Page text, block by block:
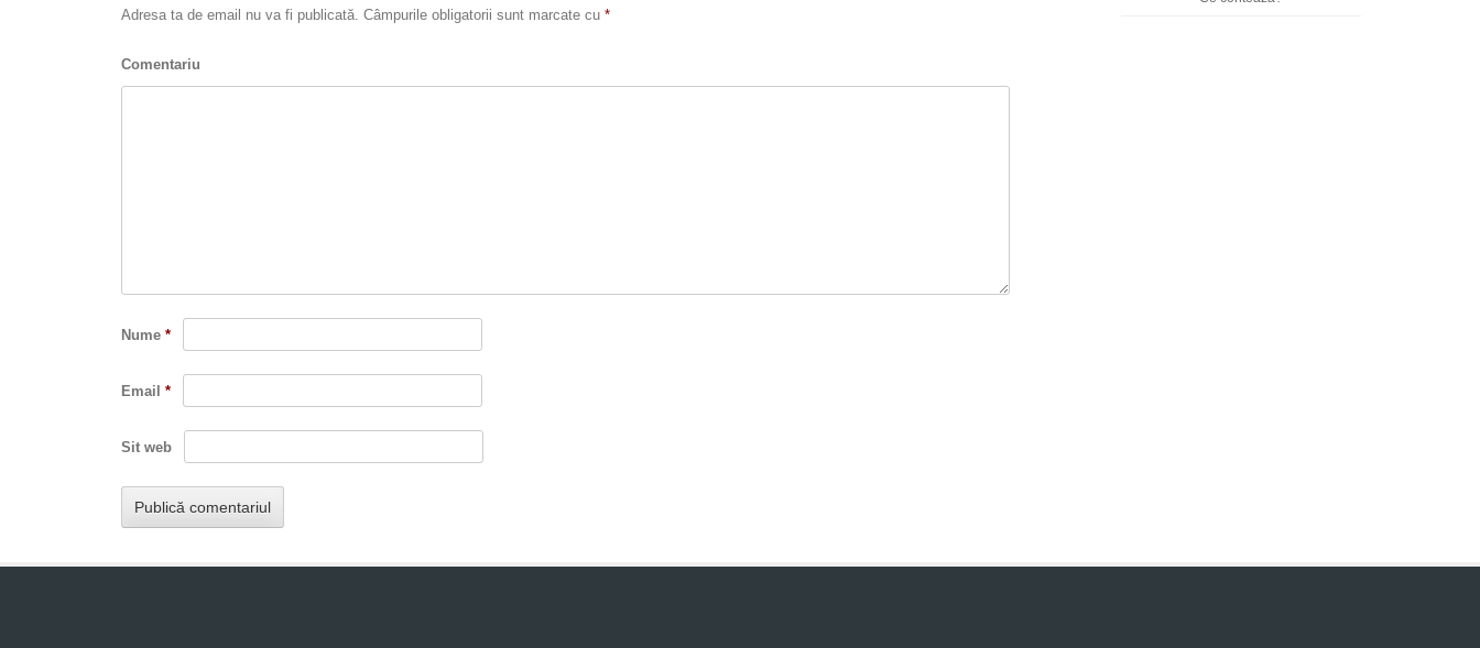
Adresa ta de email nu va fi publicată. Câmpurile obligatorii sunt marcate cu *
Comentariu
Nume *
Email *
Sit web